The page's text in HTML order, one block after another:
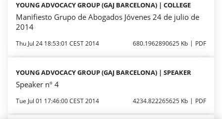
YOUNG ADVOCACY GROUP (GAJ BARCELONA) | COLLEGE
Manifiesto Grupo de Abogados Jóvenes 24 de julio de
2014
Thu Jul 24 18:53:01 CEST 2014 680.1962890625 Kb PDF
YOUNG ADVOCACY GROUP (GAJ BARCELONA) | SPEAKER
Speaker nº 4
Tue Jul 01 17:46:00 CEST 2014 4234.822265625 Kb PDF